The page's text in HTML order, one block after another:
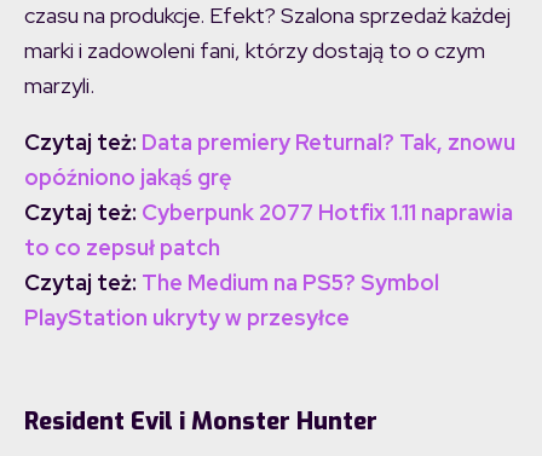
czasu na produkcje. Efekt? Szalona sprzedaż każdej
marki i zadowoleni fani, którzy dostają to o czym
marzyli.
Czytaj też: Data premiery Returnal? Tak, znowu
opóźniono jakąś grę
Czytaj też: Cyberpunk 2077 Hotfix 1.11 naprawia
to co zepsuł patch
Czytaj też: The Medium na PS5? Symbol
PlayStation ukryty w przesyłce
Resident Evil i Monster Hunter